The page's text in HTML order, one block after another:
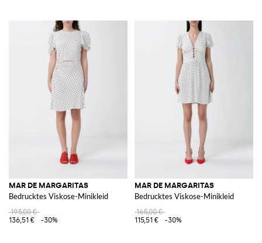
MAR DE MARGARITAS
Bedrucktes Viskose-Minikleid
195,00 €
136,51 €
-30%
MAR DE MARGARITAS
Bedrucktes Viskose-Minikleid
165,00 €
115,51 €
-30%